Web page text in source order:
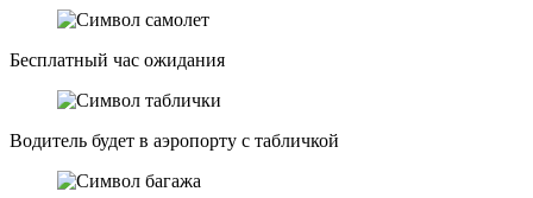
Бесплатный час ожидания
Водитель будет в аэропорту с табличкой